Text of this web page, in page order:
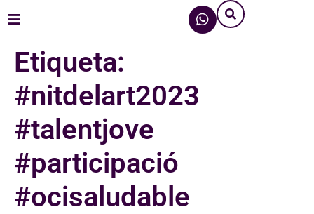
Etiqueta:
#nitdelart2023
#talentjove
#participació
#ocisaludable